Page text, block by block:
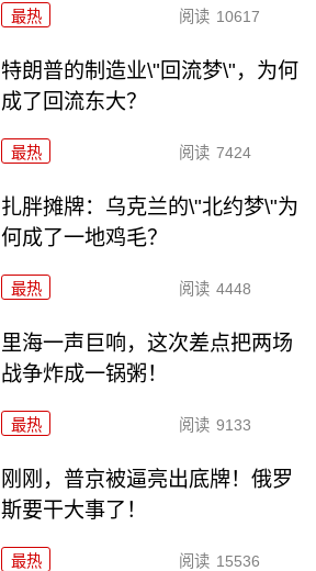
最热 阅读 10617
特朗普的制造业\"回流梦\"，为何
成了回流东大？
最热 阅读 7424
扎胖摊牌：乌克兰的\"北约梦\"为
何成了一地鸡毛？
最热 阅读 4448
里海一声巨响，这次差点把两场
战争炸成一锅粥！
最热 阅读 9133
刚刚，普京被逼亮出底牌！俄罗
斯要干大事了！
最热 阅读 15536